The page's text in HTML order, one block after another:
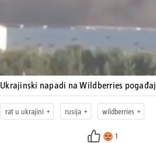
Ukrajinski napadi na Wildberries
rat u ukrajini rusija wildberries
1